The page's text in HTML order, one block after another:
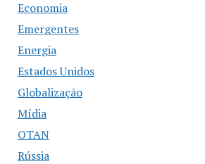
Economia
Emergentes
Energia
Estados Unidos
Globalização
Mídia
OTAN
Rússia